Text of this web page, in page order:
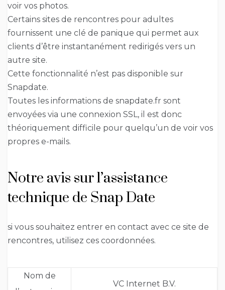
voir vos photos.
Certains sites de rencontres pour adultes
fournissent une clé de panique qui permet aux
clients d’être instantanément redirigés vers un
autre site.
Cette fonctionnalité n’est pas disponible sur
Snapdate.
Toutes les informations de snapdate.fr sont
envoyées via une connexion SSL, il est donc
théoriquement difficile pour quelqu’un de voir vos
propres e-mails.
Notre avis sur l’assistance
technique de Snap Date
si vous souhaitez entrer en contact avec ce site de
rencontres, utilisez ces coordonnées.
Nom de
VC Internet B.V.